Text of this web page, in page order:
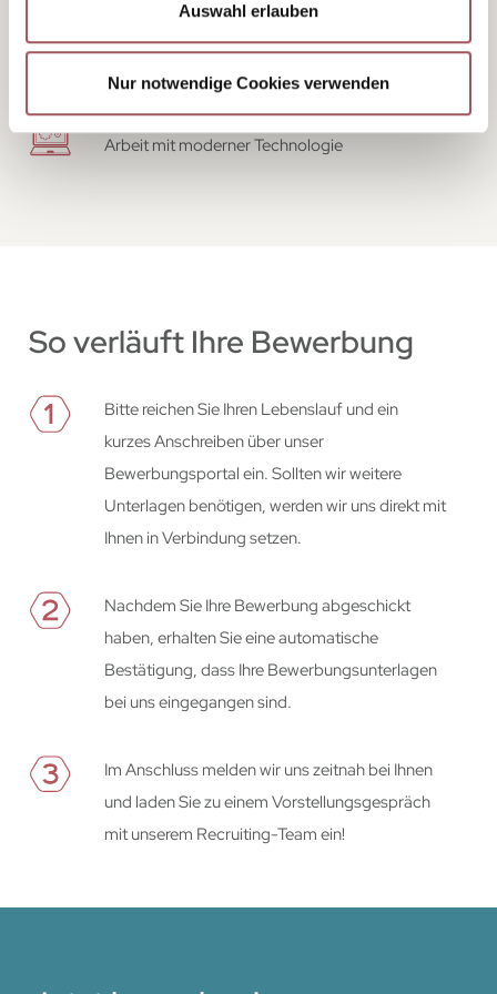
Auswahl erlauben
Nur notwendige Cookies verwenden
faires Miteinander und Teambuilding
Arbeit mit moderner Technologie
So verläuft Ihre Bewerbung
Bitte reichen Sie Ihren Lebenslauf und ein
kurzes Anschreiben über unser
Bewerbungsportal ein. Sollten wir weitere
Unterlagen benötigen, werden wir uns direkt mit
Ihnen in Verbindung setzen.
Nachdem Sie Ihre Bewerbung abgeschickt
haben, erhalten Sie eine automatische
Bestätigung, dass Ihre Bewerbungsunterlagen
bei uns eingegangen sind.
Im Anschluss melden wir uns zeitnah bei Ihnen
und laden Sie zu einem Vorstellungsgespräch
mit unserem Recruiting-Team ein!